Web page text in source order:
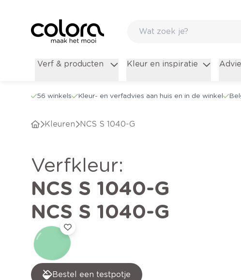
Verf & producten Kleur en inspiratie
56 winkels Kleur- en verfadvies aan huis en in de winkel
Kleuren NCS S 1040-G
verfkleur:
NCS S 1040-G
NCS S 1040-G
Bestel een testpotje